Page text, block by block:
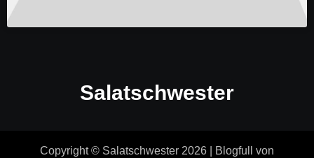
Salatschwester
Copyright © Salatschwester 2026 Blogfull
von